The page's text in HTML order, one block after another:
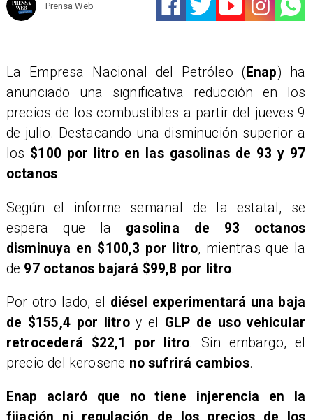
Prensa Web
La Empresa Nacional del Petróleo (Enap) ha
anunciado una significativa reducción en los
precios de los combustibles a partir del jueves 9
de julio. Destacando una disminución superior a
los $100 por litro en las gasolinas de 93 y 97
octanos.
Según el informe semanal de la estatal, se
espera que la gasolina de 93 octanos
disminuya en $100,3 por litro, mientras que la
de 97 octanos bajará $99,8 por litro.
Por otro lado, el diésel experimentará una baja
de $155,4 por litroy el GLP de uso vehicular
retrocederá $22,1 por litro. Sin embargo, el
precio del kerosene no sufrirá cambios.
Enap aclaró que no tiene injerencia en la